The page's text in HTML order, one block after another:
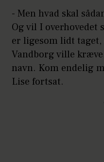
- Men hvad skal
Og vil I overhovedet
er ligesom lidt taget,
Vandborg ville
navn. Kom endelig
Lise fortsat.